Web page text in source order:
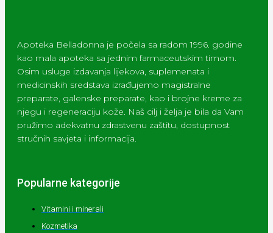
Apoteka Belladonna je počela sa radom 1996. godine
kao mala apoteka sa jednim farmaceutskim timom.
Osim usluge izdavanja lijekova, suplemenata i
medicinskih sredstava izrađujemo magistralne
preparate, galenske preparate, kao i brojne kreme za
njegu i regeneraciju kože. Naš cilj i želja je bila da Vam
pružimo adekvatnu zdrastvenu zaštitu, dostupnost
stručnih savjeta i informacija.
Popularne kategorije
Vitamini i minerali
Kozmetika